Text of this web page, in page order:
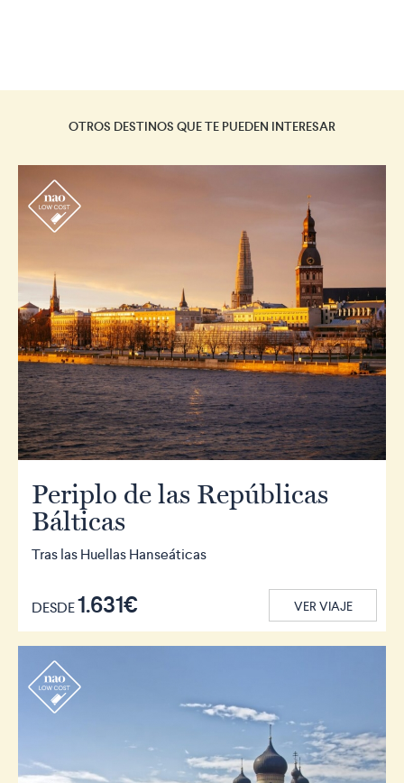
OTROS DESTINOS QUE TE PUEDEN INTERESAR
r
Periplo de las Repúblicas
Bálticas
Tras las Huellas Hanseáticas
DESDE1.631€ VER VIAJE
r